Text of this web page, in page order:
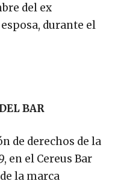
del ex
durante el
BAR
de derechos de la
en el Cereus Bar
la marca